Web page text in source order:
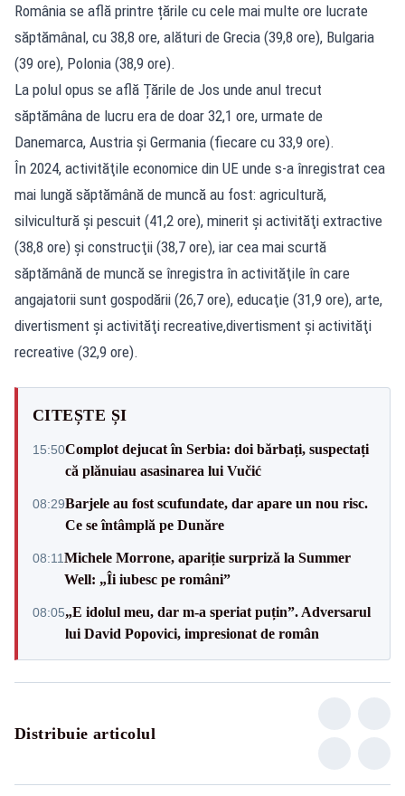
România se află printre țările cu cele mai multe ore lucrate
săptămânal, cu 38,8 ore, alături de Grecia (39,8 ore), Bulgaria
(39 ore), Polonia (38,9 ore).
La polul opus se află Țările de Jos unde anul trecut
săptămâna de lucru era de doar 32,1 ore, urmate de
Danemarca, Austria şi Germania (fiecare cu 33,9 ore).
În 2024, activităţile economice din UE unde s-a înregistrat cea
mai lungă săptămână de muncă au fost: agricultură,
silvicultură şi pescuit (41,2 ore), minerit şi activităţi extractive
(38,8 ore) şi construcţii (38,7 ore), iar cea mai scurtă
săptămână de muncă se înregistra în activităţile în care
angajatorii sunt gospodării (26,7 ore), educaţie (31,9 ore), arte,
divertisment şi activităţi recreative,divertisment şi activităţi
recreative (32,9 ore).
CITEȘTE ȘI
15:50Complot dejucat în Serbia: doi bărbați, suspectați
că plănuiau asasinarea lui Vučić
08:29Barjele au fost scufundate, dar apare un nou risc.
Ce se întâmplă pe Dunăre
08:11Michele Morrone, apariție surpriză la Summer
Well: „Îi iubesc pe români”
08:05„E idolul meu, dar m-a speriat puțin”. Adversarul
lui David Popovici, impresionat de român
Distribuie articolul